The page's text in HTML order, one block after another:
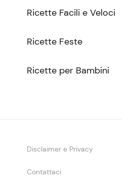
Ricette Facili e Veloci
Ricette Feste
Ricette per Bambini
Disclaimer e Privacy
Contattaci